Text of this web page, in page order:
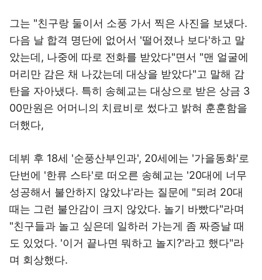
그는 "친구랑 둘이서 소풍 가서 찍은 사진을 보냈다.
다음 날 합격 명단에 없어서 '떨어졌나 보다'하고 말
았는데, 나중에 따로 전화를 받았다"면서 "맨 얼굴에
머리만 감은 채 나갔는데 대상을 받았다"고 말해 감
탄을 자아냈다. 특히 송혜교는 대상으로 받은 상금 3
00만원은 어머니의 치료비로 썼다고 밝혀 훈훈함을
더했다,
데뷔 후 18세 '순풍산부인과', 20세에는 '가을동화'로
단번에 '한류 스타'로 떠오른 송혜교는 '20대에 너무
성공해서 불안하지 않았냐'라는 질문에 "되려 20대
때는 그런 불안감이 크지 않았다. 놀기 바빴다"라며
"친구들과 놀고 싶은데 일하러 가는게 좀 짜증날 때
도 있었다. '이거 끝나면 뭐하고 놀지?'라고 했다"라
며 회상했다.